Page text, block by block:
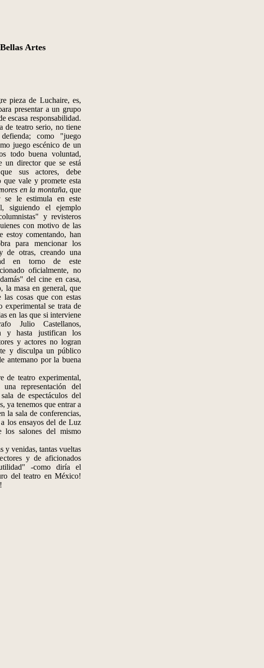
Artes
pieza de Luchaire, es,
presentar a un grupo
escasa responsabilidad.
de teatro serio, no tiene
como "juego
juego escénico de un
todo buena voluntad,
un director que se está
sus actores, debe
que vale y promete esta
en la montaña, que
se le estimula en este
siguiendo el ejemplo
y revisteros
con motivo de las
estoy comentando, han
para mencionar los
de otras, creando una
en torno de este
oficialmente, no
del cine en casa,
la masa en general, que
las cosas que con estas
experimental se trata de
en las que si interviene
Julio Castellanos,
y hasta justifican los
y actores no logran
y disculpa un público
antemano por la buena
teatro experimental,
representación del
de espectáculos del
ya tenemos que entrar a
la sala de conferencias,
los ensayos del de Luz
los salones del mismo
y venidas, tantas vueltas
y de aficionados
-como diría el
del teatro en México!